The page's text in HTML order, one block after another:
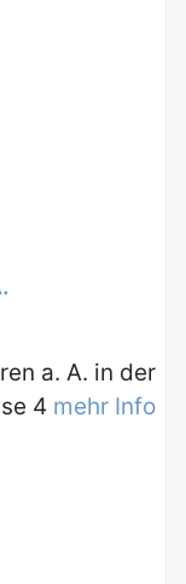
a. A. in der
4 mehr Info